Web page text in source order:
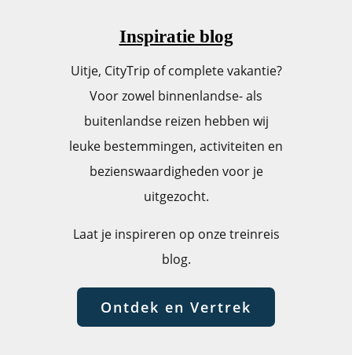
Inspiratie blog
Uitje, CityTrip of complete vakantie?
Voor zowel binnenlandse- als
buitenlandse reizen hebben wij
leuke bestemmingen, activiteiten en
bezienswaardigheden voor je
uitgezocht.
Laat je inspireren op onze treinreis
blog.
Ontdek en Vertrek